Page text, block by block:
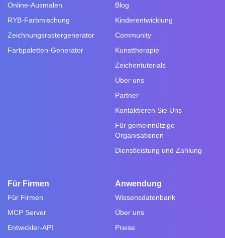
Online-Ausmalen
RYB-Farbmischung
Zeichnungsrastergenerator
Farbpaletten-Generator
Blog
Kinderentwicklung
Community
Kunsttherapie
Zeichentutorials
Über uns
Partner
Kontaktieren Sie Uns
Für gemeinnützige
Organisationen
Dienstleistung und Zahlung
Für Firmen
Für Firmen
MCP Server
Entwickler-API
Anwendung
Wissensdatenbank
Über uns
Preise